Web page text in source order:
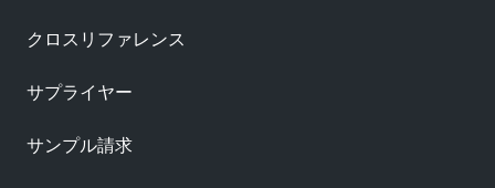
クロスリファレンス
サプライヤー
サンプル請求